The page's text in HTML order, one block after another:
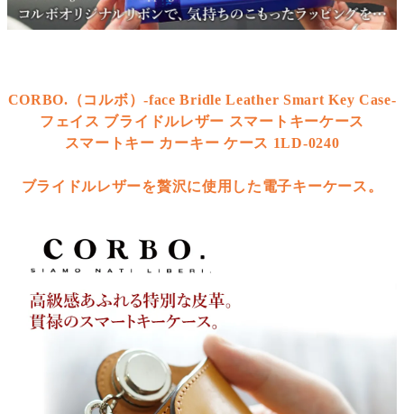
CORBO.（コルボ）-face Bridle Leather Smart Key Case-
フェイス ブライドルレザー スマートキーケース
スマートキー カーキー ケース 1LD-0240
ブライドルレザーを贅沢に使用した電子キーケース。